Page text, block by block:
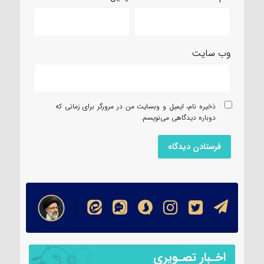
وب‌ سایت
ذخیره نام، ایمیل و وبسایت من در مرورگر برای زمانی که
دوباره دیدگاهی می‌نویسم.
اخـبار تصـویری